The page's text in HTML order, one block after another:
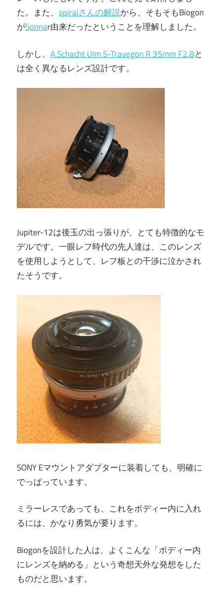
た。また、 spiralさんの解説から、そもそもBiogon
がSonnar由来だったということを理解しました。
しかし、 A.Schacht Ulm S-Travegon R 35mm F2.8と
は全く異なるレンズ設計です。
Jupiter-12は後玉の出っ張りが、とても特徴的なモ
デルです。一眼レフ時代の先人達は、このレンズ
を使用しようとして、レフ板との干渉に泣かされ
たそうです。
SONY Eマウントアダプターに装着しても、明確に
でっぱっています。
ミラーレスであっても、これをボディー内に入れ
るには、かなり勇気が要ります。
Biogonを設計した人は、よくこんな「ボディー内
にレンズを納める」という奇想天外な発想をした
ものだと思います。